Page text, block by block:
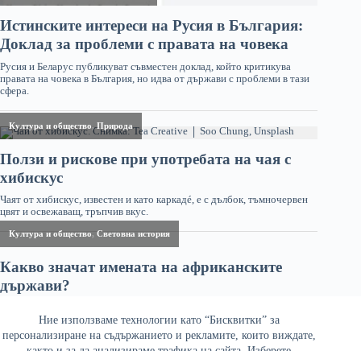
Ние използваме технологии като “Бисквитки” за
персонализиране на съдържанието и рекламите, които виждате,